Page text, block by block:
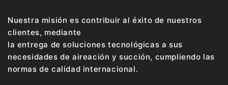
Nuestra misión es contribuir al éxito de nuestros
clientes, mediante
la entrega de soluciones tecnológicas a sus
necesidades de aireación y succión, cumpliendo las
normas de calidad internacional.